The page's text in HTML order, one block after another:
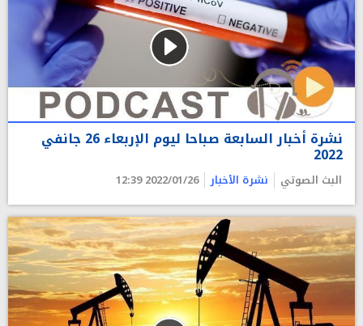
نشرة أخبار السابعة صباحا ليوم الإربعاء 26 جانفي
2022
البث الصوتي نشرة الأخبار 2022/01/26 12:39